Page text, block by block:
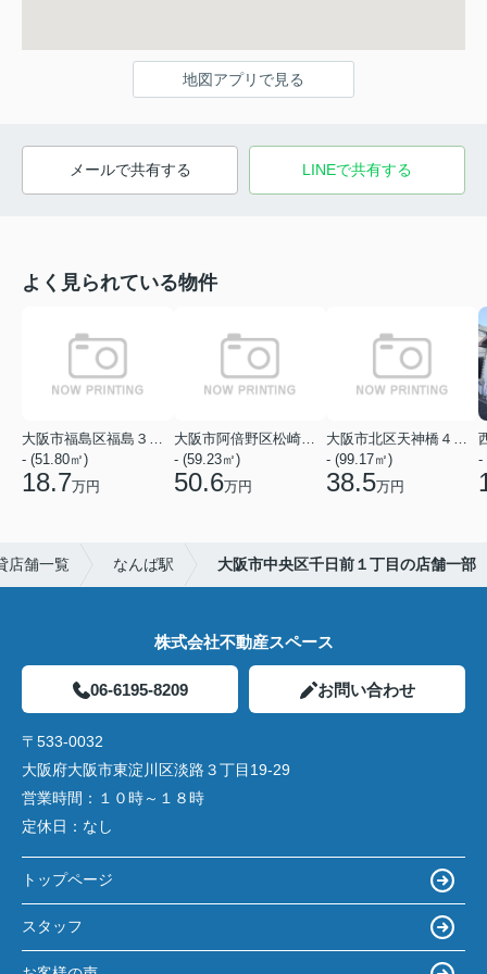
地図アプリで見る
メールで共有する LINEで共有する
よく見られている物件
- (51.80㎡)
18.7万円
- (59.23㎡)
50.6万円
- (99.17㎡)
38.5万円
-
店舗一覧 なんば駅 大阪市中央区千日前１丁目の店舗一部
株式会社不動産スペース
06-6195-8209 お問い合わせ
〒533-0032
大阪府大阪市東淀川区淡路３丁目19-29
営業時間： １０時～１８時
定休日： なし
トップページ
スタッフ